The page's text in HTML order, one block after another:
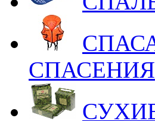
СПАСЕНИЯ